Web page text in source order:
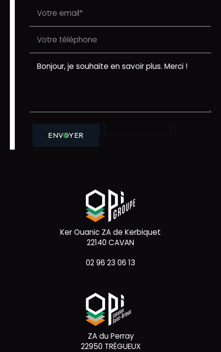
ENVOYER
Ker Ouanic ZA de Kerbiquet
22140 CAVAN
02 96 23 06 13
ZA du Perray
22950 TRÉGUEUX